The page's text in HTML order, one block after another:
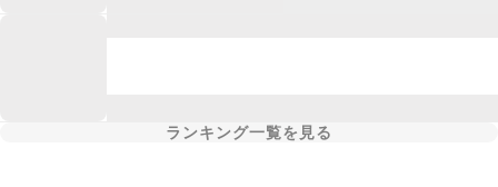
ランキング一覧を見る